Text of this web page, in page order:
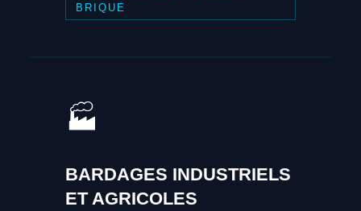
BRIQUE
🏭
BARDAGES INDUSTRIELS
ET AGRICOLES